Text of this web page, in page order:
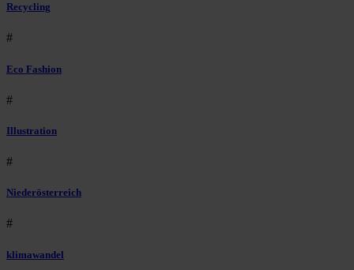
Recycling
#
Eco Fashion
#
Illustration
#
Niederösterreich
#
klimawandel